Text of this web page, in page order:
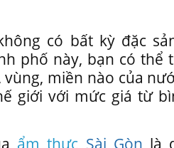
có bất kỳ đặc
phố này, bạn có thể
vùng, miền nào của
giới với mức giá từ
ẩm thực Sài Gòn là